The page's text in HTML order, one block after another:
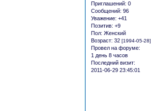
Приглашений: 0
Сообщений: 96
Уважение: +41
Позитив: +9
Пол: Женский
Возраст: 32 [1994-05-28]
Провел на форуме:
1 день 8 часов
Последний визит:
2011-06-29 23:45:01